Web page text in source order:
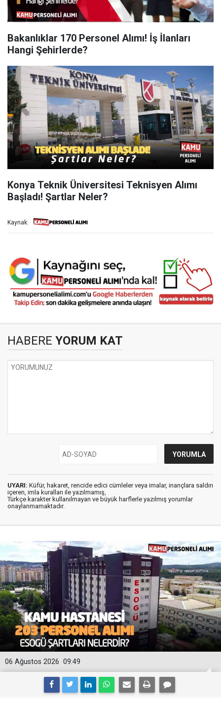
Bakanlıklar 170 Personel Alımı! İş İlanları
Hangi Şehirlerde?
Konya Teknik Üniversitesi Teknisyen Alımı
Başladı! Şartlar Neler?
Kaynak:
HABERE YORUM KAT
UYARI: Küfür, hakaret, rencide edici cümleler veya imalar, inançlara saldırı
içeren, imla kuralları ile yazılmamış,
Türkçe karakter kullanılmayan ve büyük harflerle yazılmış yorumlar
onaylanmamaktadır.
09:49
06 Ağustos 2026